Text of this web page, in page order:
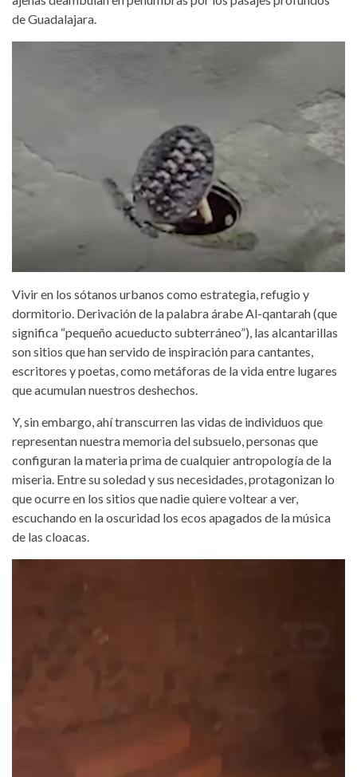
de Guadalajara.
Vivir en los sótanos urbanos como estrategia, refugio y
dormitorio. Derivación de la palabra árabe Al-qantarah (que
significa “pequeño acueducto subterráneo”), las alcantarillas
son sitios que han servido de inspiración para cantantes,
escritores y poetas, como metáforas de la vida entre lugares
que acumulan nuestros deshechos.
Y, sin embargo, ahí transcurren las vidas de individuos que
representan nuestra memoria del subsuelo, personas que
configuran la materia prima de cualquier antropología de la
miseria. Entre su soledad y sus necesidades, protagonizan lo
que ocurre en los sitios que nadie quiere voltear a ver,
escuchando en la oscuridad los ecos apagados de la música
de las cloacas.